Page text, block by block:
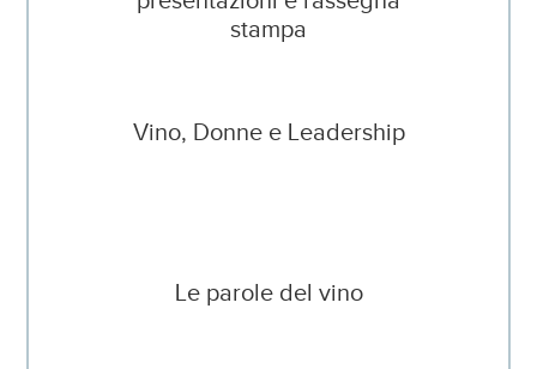
stampa
Vino, Donne e Leadership
Le parole del vino